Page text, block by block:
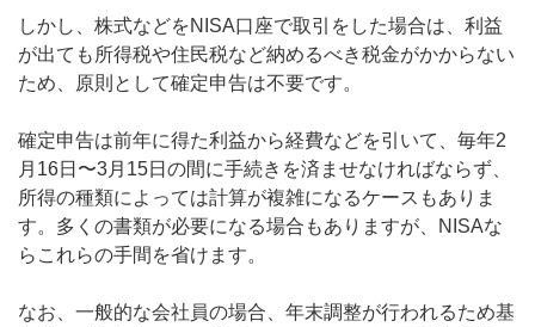
しかし、株式などをNISA口座で取引をした場合は、利益
が出ても所得税や住民税など納めるべき税金がかからない
ため、原則として確定申告は不要です。
確定申告は前年に得た利益から経費などを引いて、毎年2
月16日〜3月15日の間に手続きを済ませなければならず、
所得の種類によっては計算が複雑になるケースもありま
す。多くの書類が必要になる場合もありますが、NISAな
らこれらの手間を省けます。
なお、一般的な会社員の場合、年末調整が行われるため基